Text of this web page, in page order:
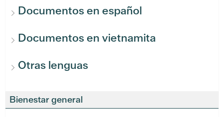
Documentos en español
Documentos en vietnamita
Otras lenguas
Bienestar general